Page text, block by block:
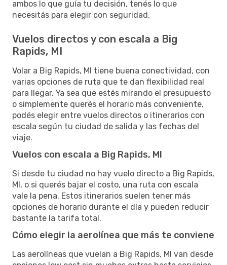
ambos lo que guía tu decisión, tenés lo que
necesitás para elegir con seguridad.
Vuelos directos y con escala a Big
Rapids, MI
Volar a Big Rapids, MI tiene buena conectividad, con
varias opciones de ruta que te dan flexibilidad real
para llegar. Ya sea que estés mirando el presupuesto
o simplemente querés el horario más conveniente,
podés elegir entre vuelos directos o itinerarios con
escala según tu ciudad de salida y las fechas del
viaje.
Vuelos con escala a Big Rapids, MI
Si desde tu ciudad no hay vuelo directo a Big Rapids,
MI, o si querés bajar el costo, una ruta con escala
vale la pena. Estos itinerarios suelen tener más
opciones de horario durante el día y pueden reducir
bastante la tarifa total.
Cómo elegir la aerolínea que más te conviene
Las aerolíneas que vuelan a Big Rapids, MI van desde